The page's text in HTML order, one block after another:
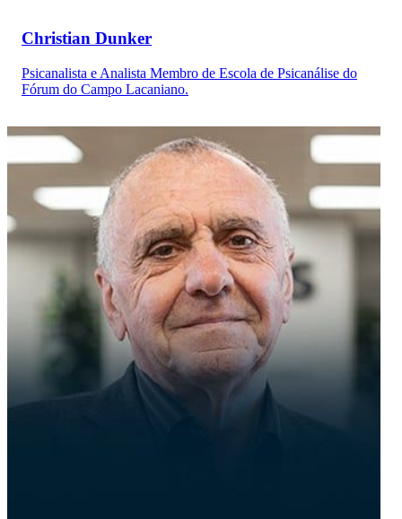
Christian Dunker
Psicanalista e Analista Membro de Escola de Psicanálise do
Fórum do Campo Lacaniano.